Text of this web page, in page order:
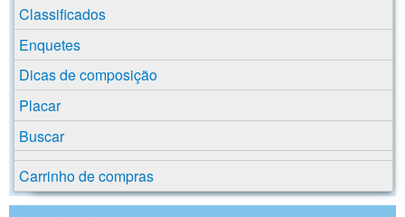
Classificados
Enquetes
Dicas de composição
Placar
Buscar
Carrinho de compras